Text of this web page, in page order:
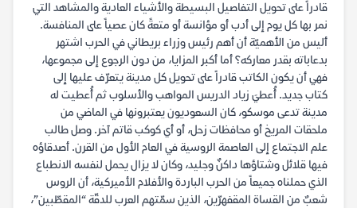
قادراً على تحويل التفاصيل البسيطة والأشياء العادية والمشاهد التي
نمر بها كل يوم إلى أدب أو مؤانسة أو متعةً كان عصياً على المنافسة.
أليس من الأهميّة أن أهم رئيس وزراء بريطاني في الحرب اشتهر
بدعاباته بقدر معاركه؟ أما أكبر المزايا، من دون الرجوع إلى مجموعها،
فهي أن يكون الكاتب قادراً على تحويل كل مدينة يتعرّف عليها إلى
كتاب جديد. أُعطيَ زياد الدريس المواهب والأسلوب ثم أُعطيت له
مدينة تدعى موسكو، كان السعوديون يعتبرونها في الماضي من
ملحقات المريخ أو محافظات زحل، أو أي كوكب قاتم آخر. وصل طالب
علم الاجتماع إلى العاصمة الروسية في العام الأول من القرن. أصدقاؤه
فيها قلائل وشتاؤها داكنٌ وجليد، وكان لا يزال يحمل لنفسه الانطباع
الذي حملناه جميعاً من الحرب الباردة والأفلام الأميركية، أن الروس
شعبٌ من القساة المقفهرّين، الذين سمّتهم العرب للدقّة “المقطّبين”،